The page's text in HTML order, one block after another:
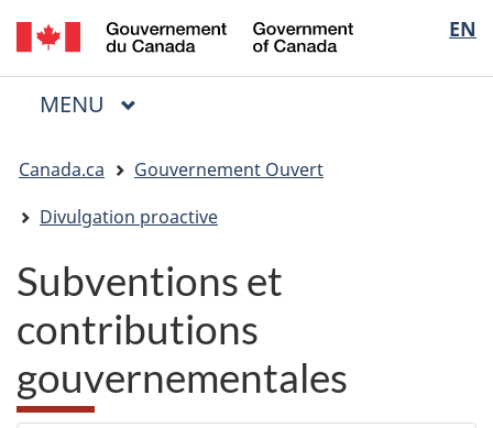
Passer
au
contenu
Passer
à
« Au
Passer
à
la
EN
of
Menu
MENU PRINCIPAL
êtes
ici
Canada.ca
Gouvernement Ouvert
Divulgation proactive
Subventions et
contributions
gouvernementales